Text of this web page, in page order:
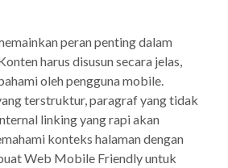
peran penting dalam
harus disusun secara jelas,
oleh pengguna mobile.
terstruktur, paragraf yang tidak
linking yang rapi akan
konteks halaman dengan
Web Mobile Friendly untuk